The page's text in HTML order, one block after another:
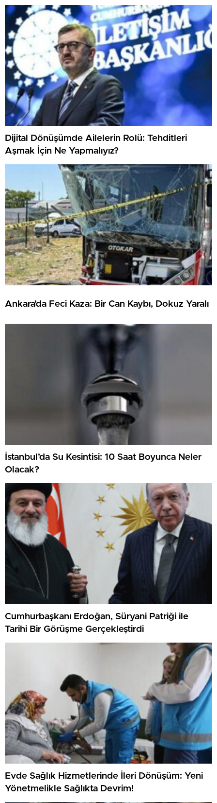
Dijital Dönüşümde Ailelerin Rolü: Tehditleri
Aşmak İçin Ne Yapmalıyız?
Ankara’da Feci Kaza: Bir Can Kaybı, Dokuz Yaralı
İstanbul’da Su Kesintisi: 10 Saat Boyunca Neler
Olacak?
Cumhurbaşkanı Erdoğan, Süryani Patriği ile
Tarihi Bir Görüşme Gerçekleştirdi
Evde Sağlık Hizmetlerinde İleri Dönüşüm: Yeni
Yönetmelikle Sağlıkta Devrim!